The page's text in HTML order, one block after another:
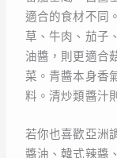
適合的食材不同
草、牛肉、茄子
油醬，則更適合
菜。青醬本身香
料。清炒類醬汁
若你也喜歡亞洲
醬油、韓式辣醬